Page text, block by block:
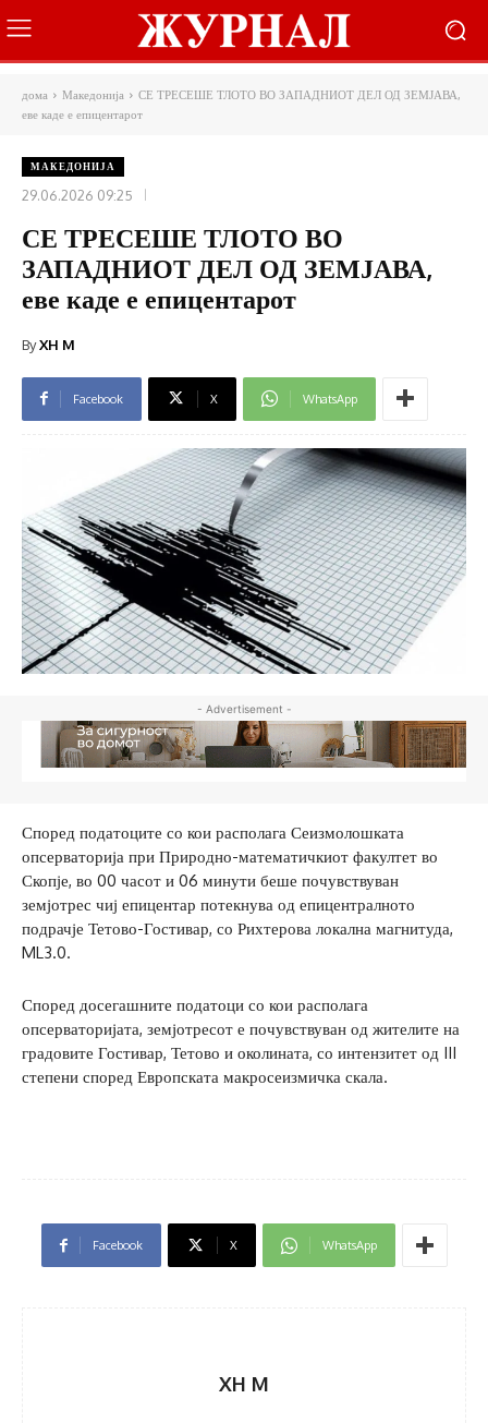
дома Македонија
СЕ ТРЕСЕШЕ ТЛОТО ВО ЗАПАДНИОТ ДЕЛ ОД ЗЕМЈАВА,
еве каде е епицентарот
МАКЕДОНИЈА
29.06.2026 09:25
СЕ ТРЕСЕШЕ ТЛОТО ВО
ЗАПАДНИОТ ДЕЛ ОД ЗЕМЈАВА,
еве каде е епицентарот
ByXH M
Facebook X WhatsApp
- Advertisement -
Според податоците со кои располага Сеизмолошката
опсерваторија при Природно-математичкиот факултет во
Скопје, во 00 часот и 06 минути беше почувствуван
земјотрес чиј епицентар потекнува од епицентралното
подрачје Тетово-Гостивар, со Рихтерова локална магнитуда,
ML3.0.
Според досегашните податоци со кои располага
опсерваторијата, земјотресот е почувствуван од жителите на
градовите Гостивар, Тетово и околината, со интензитет од III
степени според Европската макросеизмичка скала.
Facebook X WhatsApp
XH M